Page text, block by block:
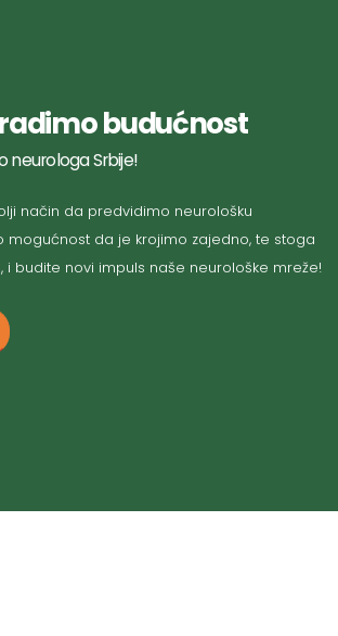
budućnost
neurologa Srbije!
način da predvidimo neurološku
mogućnost da je krojimo zajedno, te stoga
i budite novi impuls naše neurološke mreže!